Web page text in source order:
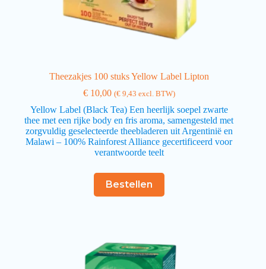
Theezakjes 100 stuks Yellow Label Lipton
€10,00 (€9,43 excl. BTW)
Yellow Label (Black Tea) Een heerlijk soepel zwarte
thee met een rijke body en fris aroma, samengesteld met
zorgvuldig geselecteerde theebladeren uit Argentinië en
Malawi – 100% Rainforest Alliance gecertificeerd voor
verantwoorde teelt
Bestellen